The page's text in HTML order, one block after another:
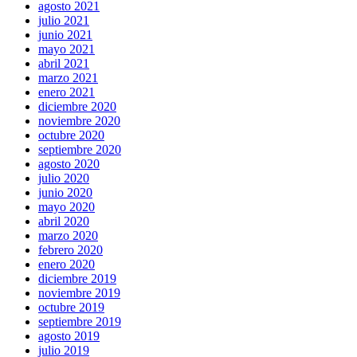
agosto 2021
julio 2021
junio 2021
mayo 2021
abril 2021
marzo 2021
enero 2021
diciembre 2020
noviembre 2020
octubre 2020
septiembre 2020
agosto 2020
julio 2020
junio 2020
mayo 2020
abril 2020
marzo 2020
febrero 2020
enero 2020
diciembre 2019
noviembre 2019
octubre 2019
septiembre 2019
agosto 2019
julio 2019